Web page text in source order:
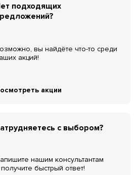
подходящих
вы найдёте что-то среди
акций!
акции
с выбором?
нашим консультантам
быстрый ответ!